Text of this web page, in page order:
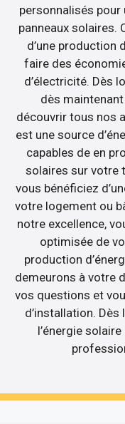
personnalisés
panneaux solaires.
d’une production
faire des
d’électricité. Dès
dès
découvrir tous nos
est une source
capables de en
solaires sur votre
vous bénéficiez
votre logement ou
notre excellence,
optimisée de
production
demeurons à votre
vos questions et
d’installation. Dès
l’énergie